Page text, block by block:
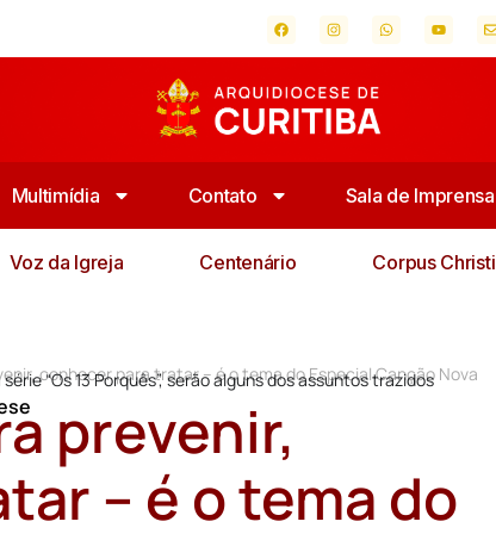
Multimídia Contato Sala de Imprensa
Voz da Igreja Centenário Corpus Christi
conhecer para tratar – é o tema do Especial Canção Nova
“Os 13 Porquês”, serão alguns dos assuntos trazidos
prevenir,
– é o tema do